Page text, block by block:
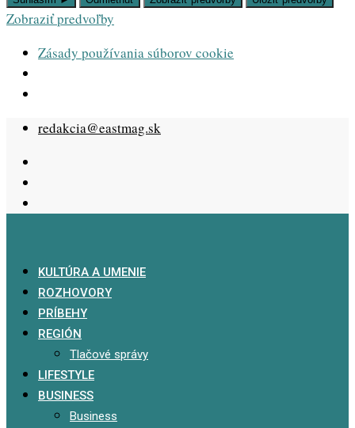
Zobraziť predvoľby
Zásady používania súborov cookie
Skip
content
redakcia@eastmag.sk
KULTÚRA A UMENIE
ROZHOVORY
PRÍBEHY
REGIÓN
Tlačové správy
LIFESTYLE
BUSINESS
Business